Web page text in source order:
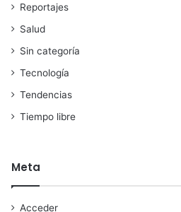
Reportajes
Salud
Sin categoría
Tecnología
Tendencias
Tiempo libre
Meta
Acceder